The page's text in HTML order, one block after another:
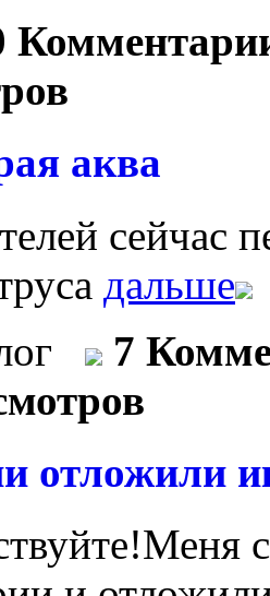
аква
сейчас
дальше
7
отложили